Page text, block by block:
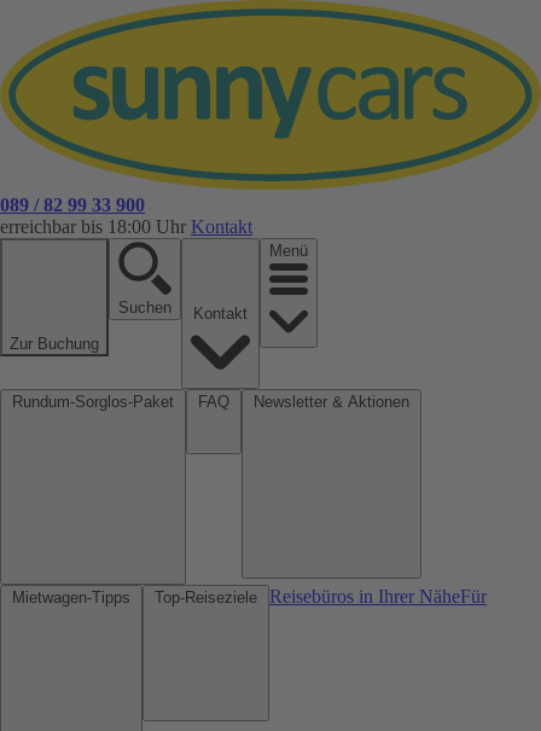
089 / 82 99 33 900
erreichbar bis 18:00 Uhr Kontakt
Zur Buchung
Suchen
Menü
Reisebüros in Ihrer NäheFür